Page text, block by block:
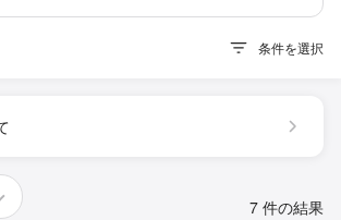
条件を選択
7 件の結果